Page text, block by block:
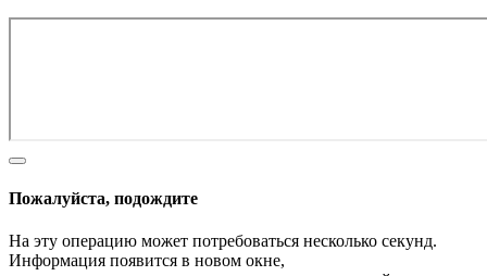
Пожалуйста, подождите
На эту операцию может потребоваться несколько секунд.
Информация появится в новом окне,